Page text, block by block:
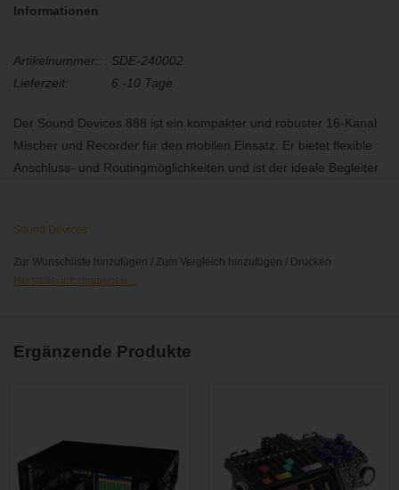
Informationen
Artikelnummer::
SDE-240002
Lieferzeit:
6 -10 Tage
Der Sound Devices 888 ist ein kompakter und robuster 16-Kanal
Mischer und Recorder für den mobilen Einsatz. Er bietet flexible
Anschluss- und Routingmöglichkeiten und ist der ideale Begleiter
Eingänge / Ausgänge:
8x analoge Eingänge Mic/Line Pegel, 48V Speisung (4xXLR,
2x analoge XLR oder 1x AES3 (2 Kanäle) digitale Ausgänge
1x Kopfhörerausgäng (6,3mm)
1x TA5 Headset Anschluss
Sound Devices
Zur Wunschliste hinzufügen / Zum Vergleich hinzufügen / Drucken
Herstellerinformationen ...
Ergänzende Produkte